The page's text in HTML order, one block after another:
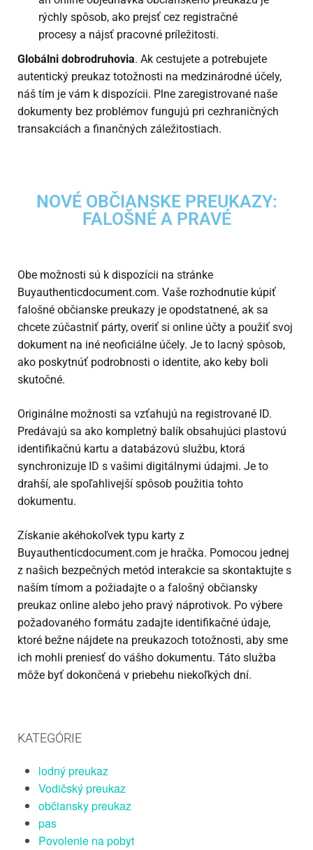
rýchly spôsob, ako prejsť cez registračné
procesy a nájsť pracovné príležitosti.
Globálni dobrodruhovia. Ak cestujete a potrebujete
autentický preukaz totožnosti na medzinárodné účely,
náš tím je vám k dispozícii. Plne zaregistrované naše
dokumenty bez problémov fungujú pri cezhraničných
transakciách a finančných záležitostiach.
NOVÉ OBČIANSKE PREUKAZY:
FALOŠNÉ A PRAVÉ
Obe možnosti sú k dispozícii na stránke
Buyauthenticdocument.com. Vaše rozhodnutie kúpiť
falošné občianske preukazy je opodstatnené, ak sa
chcete zúčastniť párty, overiť si online účty a použiť svoj
dokument na iné neoficiálne účely. Je to lacný spôsob,
ako poskytnúť podrobnosti o identite, ako keby boli
skutočné.
Originálne možnosti sa vzťahujú na registrované ID.
Predávajú sa ako kompletný balík obsahujúci plastovú
identifikačnú kartu a databázovú službu, ktorá
synchronizuje ID s vašimi digitálnymi údajmi. Je to
drahší, ale spoľahlivejší spôsob použitia tohto
dokumentu.
Získanie akéhokoľvek typu karty z
Buyauthenticdocument.com je hračka. Pomocou jednej
z našich bezpečných metód interakcie sa skontaktujte s
naším tímom a požiadajte o a falošný občiansky
preukaz online alebo jeho pravý náprotivok. Po výbere
požadovaného formátu zadajte identifikačné údaje,
ktoré bežne nájdete na preukazoch totožnosti, aby sme
ich mohli preniesť do vášho dokumentu. Táto služba
môže byť dokončená v priebehu niekoľkých dní.
KATEGÓRIE
lodný preukaz
Vodičský preukaz
občiansky preukaz
pas
Povolenie na pobyt